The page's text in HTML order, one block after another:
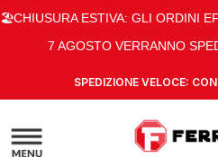
🏖️CHIUSURA ESTIVA: GLI ORDINI
7 AGOSTO VERRANNO
SPEDIZIONE VELOCE: